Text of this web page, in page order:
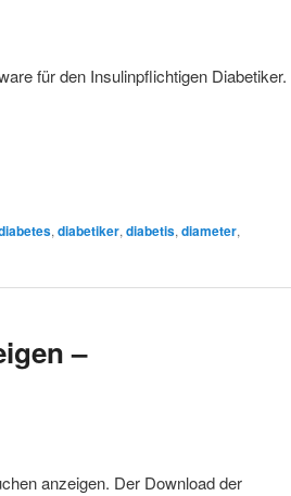
für den Insulinpflichtigen Diabetiker.
, diabetiker, diabetis, diameter,
–
anzeigen. Der Download der